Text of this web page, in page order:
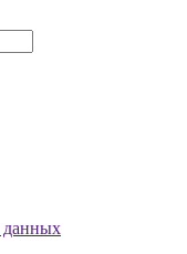
данных